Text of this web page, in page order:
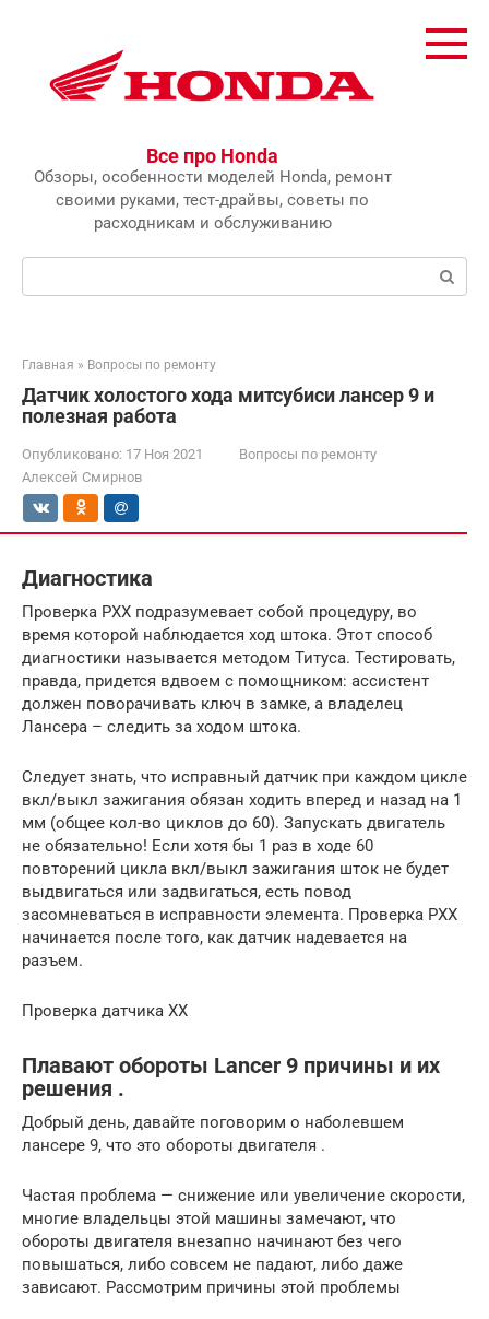
Все про Honda
Обзоры, особенности моделей Honda, ремонт
своими руками, тест-драйвы, советы по
расходникам и обслуживанию
Главная » Вопросы по ремонту
Датчик холостого хода митсубиси лансер 9 и
полезная работа
Опубликовано: 17 Ноя 2021
Вопросы по ремонту
Алексей Смирнов
Диагностика
Проверка РХХ подразумевает собой процедуру, во
время которой наблюдается ход штока. Этот способ
диагностики называется методом Титуса. Тестировать,
правда, придется вдвоем с помощником: ассистент
должен поворачивать ключ в замке, а владелец
Лансера – следить за ходом штока.
Следует знать, что исправный датчик при каждом цикле
вкл/выкл зажигания обязан ходить вперед и назад на 1
мм (общее кол-во циклов до 60). Запускать двигатель
не обязательно! Если хотя бы 1 раз в ходе 60
повторений цикла вкл/выкл зажигания шток не будет
выдвигаться или задвигаться, есть повод
засомневаться в исправности элемента. Проверка РХХ
начинается после того, как датчик надевается на
разъем.
Проверка датчика ХХ
Плавают обороты Lancer 9 причины и их
решения .
Добрый день, давайте поговорим о наболевшем
лансере 9, что это обороты двигателя .
Частая проблема — снижение или увеличение скорости,
многие владельцы этой машины замечают, что
обороты двигателя внезапно начинают без чего
повышаться, либо совсем не падают, либо даже
зависают. Рассмотрим причины этой проблемы